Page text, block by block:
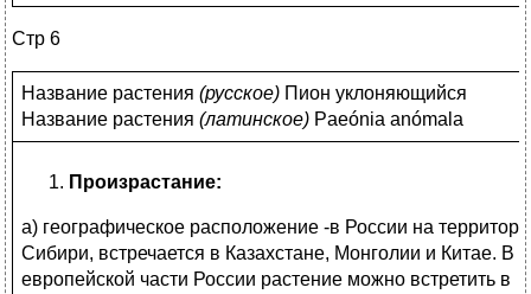
Стр 6
Название растения (русское) Пион уклоняющийся
Название растения (латинское) Paeónia anómala
Произрастание:
а) географическое расположение -в России на
Сибири, встречается в Казахстане, Монголии и Китае. В
европейской части России растение можно встретить в